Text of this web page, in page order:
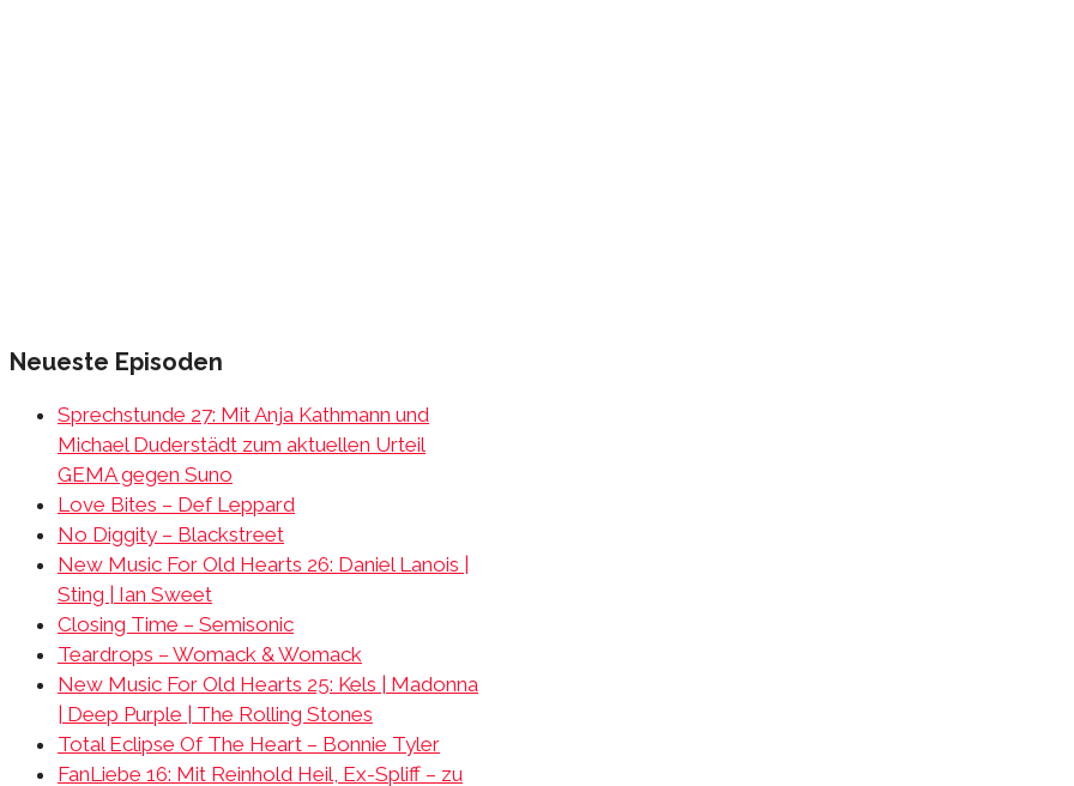
Neueste Episoden
Sprechstunde 27: Mit Anja Kathmann und
Michael Duderstädt zum aktuellen Urteil
GEMA gegen Suno
Love Bites – Def Leppard
No Diggity – Blackstreet
New Music For Old Hearts 26: Daniel Lanois |
Sting | Ian Sweet
Closing Time – Semisonic
Teardrops – Womack & Womack
New Music For Old Hearts 25: Kels | Madonna
| Deep Purple | The Rolling Stones
Total Eclipse Of The Heart – Bonnie Tyler
FanLiebe 16: Mit Reinhold Heil, Ex-Spliff – zu